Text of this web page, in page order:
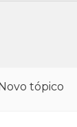
tópico